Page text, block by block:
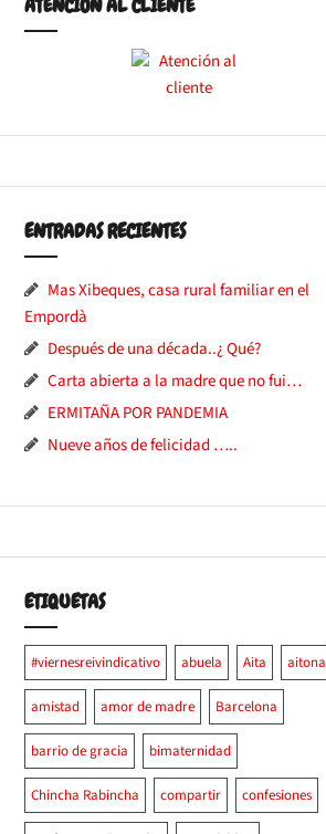
ENTRADAS RECIENTES
Mas Xibeques, casa rural familiar en el
Empordà
Después de una década..¿ Qué?
Carta abierta a la madre que no fui…
ERMITAÑA POR PANDEMIA
Nueve años de felicidad …..
ETIQUETAS
#viernesreivindicativo abuela Aita aitona
amistad amor de madre Barcelona
barrio de gracia bimaternidad
Chincha Rabincha compartir confesiones